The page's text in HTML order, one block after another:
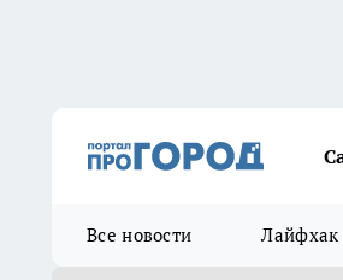
Все новости Лайфхак